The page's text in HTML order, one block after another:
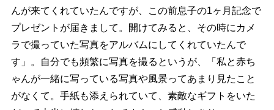
んが来てくれていたんですが、この前息子の1ヶ月記念で
プレゼントが届きまして。開けてみると、その時にカメ
ラで撮っていた写真をアルバムにしてくれていたんで
す」。自分でも頻繁に写真を撮るというが、「私と赤ち
ゃんが一緒に写っている写真や風景ってあまり見たこと
がなくて。手紙も添えられていて、素敵なギフトをいた